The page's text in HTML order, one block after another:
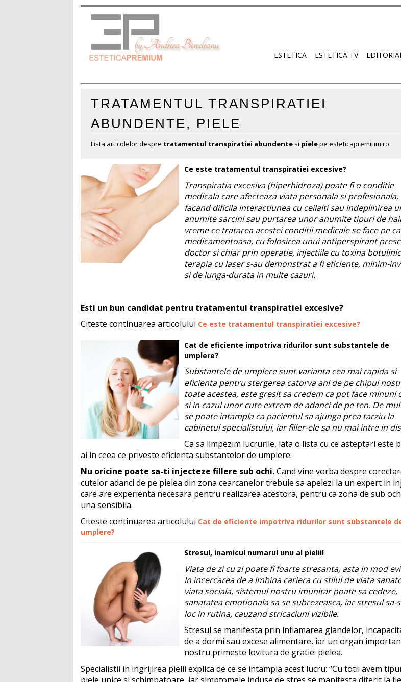
ESTETICA ESTETICA TV
TRATAMENTUL TRANSPIRATIEI
ABUNDENTE, PIELE
Lista articolelor despre tratamentul transpiratiei abundente si pielepe esteticapremium.ro
Ce este tratamentul transpiratiei excesive?
Transpiratia excesiva (hiperhidroza) poate fi o conditie
medicala care afecteaza viata personala si profesionala,
facand dificila interactiunea cu ceilalti sau indeplinirea
anumite sarcini sau purtarea unor anumite tipuri de
vreme ce tratarea acestei conditii medicale se face pe
medicamentoasa, cu folosirea unui antiperspirant
doctor si chiar prin operatie, injectiile cu toxina
terapia cu laser s-au demonstrat a fi eficiente, minim-
si de lunga-durata in multe cazuri.
Esti un bun candidat pentru tratamentul transpiratiei excesive?
Citeste continuarea articolului Ce este tratamentul transpiratiei excesive?
Cat de eficiente impotriva ridurilor sunt substantele de
umplere?
Substantele de umplere sunt varianta cea mai rapida si
eficienta pentru stergerea catorva ani de pe chipul
toate acestea, este gresit sa credem ca pot face minuni
si in cazul unor cute extrem de adanci de pe ten. De
se poate intampla ca pacientul sa ajunga prea tarziu la
cabinetul specialistului, iar filler-ele sa nu mai intre in
Ca sa limpezim lucrurile, iata o lista cu ce asteptari este
ai in ceea ce priveste eficienta substantelor de umplere:
Nu oricine poate sa-ti injecteze fillere sub ochi.Cand vine vorba despre
cutelor adanci de pe pielea din zona cearcanelor trebuie sa apelezi la un expert in
care are experienta necesara pentru realizarea acestora, pentru ca zona de sub
una sensibila.
Citeste continuarea articolului Cat de eficiente impotriva ridurilor sunt substantele
umplere?
Stresul, inamicul numarul unu al pielii!
Viata de zi cu zi poate fi foarte stresanta, asta in mod
In incercarea de a imbina cariera cu stilul de viata
viata sociala, sistemul nostru imunitar poate sa cedeze,
sanatatea emotionala sa se subrezeasca, iar stresul sa-
loc in rutina, cauzand stricaciuni vizibile.
Stresul se manifesta prin inflamarea glandelor,
de a dormi sau excese alimentare, iar un organ
nostru primeste lovitura de gratie: pielea.
Specialistii in ingrijirea pielii explica de ce se intampla acest lucru: “Cu totii avem